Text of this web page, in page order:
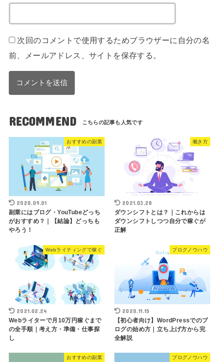
次回のコメントで使用するためブラウザーに自分の名
前、メールアドレス、サイトを保存する。
RECOMMEND
おすすめの副業
2020.09.01
副業にはブログ・YouTubeどっち
がおすすめ？｜【結論】どっちも
やろう！
働き方
2021.03.28
ダウンシフトとは？｜これからは
ダウンシフトしつつ自分で稼ぐが
正解
Webライティングで稼ぐ
2021.02.24
Webライターで月10万円稼ぐまで
の全手順｜考え方・準備・仕事探
し
ブログノウハウ
2020.11.15
【初心者向け】WordPressでのブ
ログの始め方｜立ち上げ方から完
全解説
おすすめの副業 ブログノウハウ